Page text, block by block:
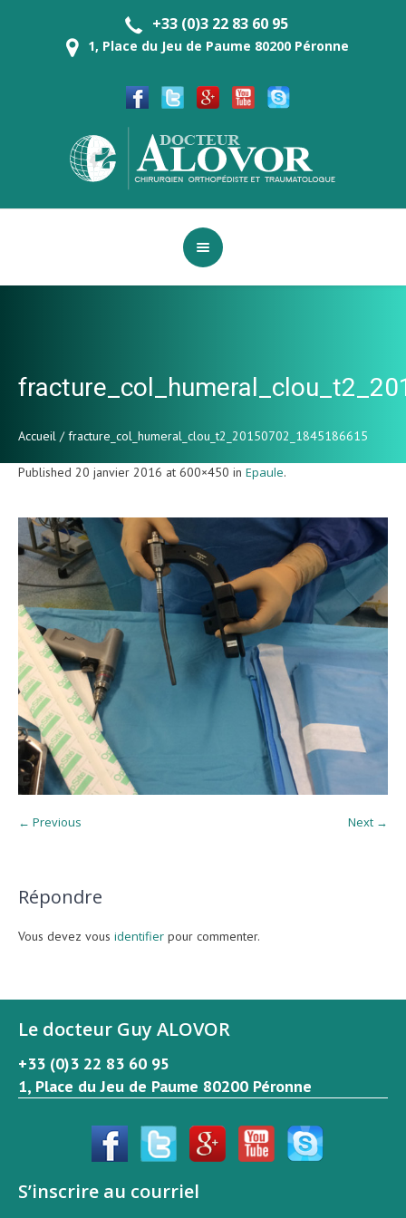
+33 (0)3 22 83 60 95
1, Place du Jeu de Paume 80200 Péronne
Accueil /fracture_col_humeral_clou_t2_20150702_1845186615
Published 20 janvier 2016 at 600×450 in Epaule.
← Previous Next →
Répondre
Vous devez vous identifier pour commenter.
Le docteur Guy ALOVOR
+33 (0)3 22 83 60 95
1, Place du Jeu de Paume 80200 Péronne
S’inscrire au courriel